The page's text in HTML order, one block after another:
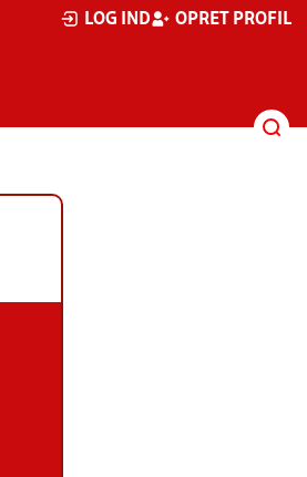
LOG IND OPRET PROFIL